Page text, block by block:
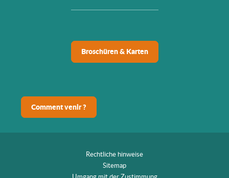
Broschüren & Karten
Comment venir ?
Rechtliche hinweise
Sitemap